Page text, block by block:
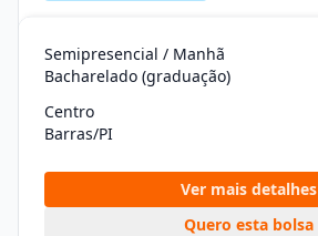
Semipresencial / Manhã
Bacharelado (graduação)
Centro
Barras/PI
Ver mais detalhes
Quero esta bolsa